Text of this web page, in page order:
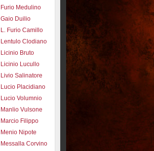
Furio Medulino
Gaio Duilio
L. Furio Camillo
Lentulo Clodiano
Licinio Bruto
Licinio Lucullo
Livio Salinatore
Lucio Placidiano
Lucio Volumnio
Manlio Vulsone
Marcio Filippo
Menio Nipote
Messalla Corvino